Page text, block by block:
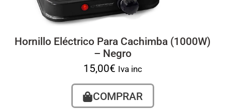
Hornillo Eléctrico Para Cachimba (1000W)
– Negro
15,00€ Iva inc
COMPRAR